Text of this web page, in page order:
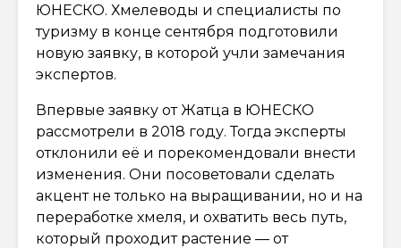
ЮНЕСКО. Хмелеводы и специалисты по
туризму в конце сентября подготовили
новую заявку, в которой учли замечания
экспертов.
Впервые заявку от Жатца в ЮНЕСКО
рассмотрели в 2018 году. Тогда эксперты
отклонили её и порекомендовали внести
изменения. Они посоветовали сделать
акцент не только на выращивании, но и на
переработке хмеля, и охватить весь путь,
который проходит растение — от